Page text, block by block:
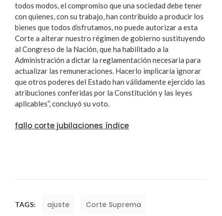
todos modos, el compromiso que una sociedad debe tener
con quienes, con su trabajo, han contribuido a producir los
bienes que todos disfrutamos, no puede autorizar a esta
Corte a alterar nuestro régimen de gobierno sustituyendo
al Congreso de la Nación, que ha habilitado a la
Administración a dictar la reglamentación necesaria para
actualizar las remuneraciones. Hacerlo implicaría ignorar
que otros poderes del Estado han válidamente ejercido las
atribuciones conferidas por la Constitución y las leyes
aplicables”, concluyó su voto.
fallo corte jubilaciones índice
TAGS: ajuste Corte Suprema